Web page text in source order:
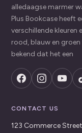
alledaagse marmer
Plus Bookcase heeft
verschillende kleuren
rood, blauw en
bekend dat het een
CONTACT US
123 Commerce Street